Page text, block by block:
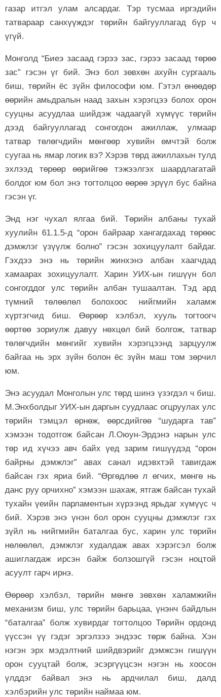
газар итгэл улам алсардаг. Тэр тусмаа иргэдийн
татвараар санхүүждэг төрийн байгууллагад бүр ч
үгүй.
Монголд “Биеэ засаад гэрээ зас, гэрээ засаад төрөө
зас” гэсэн үг бий. Энэ бол зөвхөн ахуйн сургааль
биш, төрийн ёс зүйн философи юм. Гэтэл өнөөдөр
өөрийн амьдралын наад захын хэрэгцээ болох орон
сууцны асуудлаа шийдэж чадаагүй хүмүүс төрийн
дээд байгууллагад сонгогдон ажиллаж, улмаар
татвар төлөгчдийн мөнгөөр хувийн өмчтэй болж
суугаа нь ямар логик вэ? Хэрэв төрд ажиллахын тулд
эхлээд төрөөр өөрийгөө тэжээлгэх шаардлагатай
болдог юм бол энэ тогтолцоо өөрөө эрүүл бус байна
гэсэн үг.
Энд нэг чухал ялгаа бий. Төрийн албаны тухай
хуулийн 61.1.5-д “орон байраар хангагдахад төрөөс
дэмжлэг үзүүлж болно” гэсэн зохицуулалт байдаг.
Гэхдээ энэ нь төрийн жинхэнэ албан хаагчдад
хамаарах зохицуулалт. Харин УИХ-ын гишүүн бол
сонгогддог улс төрийн албан тушаалтан. Тэд ард
түмний төлөөлөл болохоос нийгмийн халамж
хүртэгчид биш. Өөрөөр хэлбэл, хууль тогтоогч
өөртөө зориулж давуу нөхцөл бий болгож, татвар
төлөгчдийн мөнгийг хувийн хэрэгцээнд зарцуулж
байгаа нь эрх зүйн болон ёс зүйн маш том зөрчил
юм.
Энэ асуудал Монголын улс төрд шинэ үзэгдэл ч биш.
М.Энхболдыг УИХ-ын даргын суудлаас огцруулах улс
төрийн тэмцэл өрнөж, өөрсдийгөө “шударга тав”
хэмээн тодотгож байсан Л.Оюун-Эрдэнэ нарын улс
төр ид хүчээ авч байх үед зарим гишүүдэд “орон
байрны дэмжлэг” авах санал идэвхтэй тавигдаж
байсан гэх яриа бий. “Өргөдлөө л өгчих, мөнгө нь
данс руу орчихно” хэмээн шахаж, ятгаж байсан тухай
тухайн үеийн парламентын хүрээнд ярьдаг хүмүүс ч
бий. Хэрэв энэ үнэн бол орон сууцны дэмжлэг гэх
зүйл нь нийгмийн баталгаа бус, харин улс төрийн
нөлөөлөл, дэмжлэг худалдаж авах хэрэгсэл болж
ашиглагдаж ирсэн байж болзошгүй гэсэн ноцтой
асуулт гарч ирнэ.
Өөрөөр хэлбэл, төрийн мөнгө зөвхөн халамжийн
механизм биш, улс төрийн барьцаа, үнэнч байдлын
“баталгаа” болж хувирдаг тогтолцоо Төрийн ордонд
үүссэн үү гэдэг эргэлзээ эндээс төрж байна. Хэн
нэгэн эрх мэдэлтний шийдвэрийг дэмжсэн гишүүн
орон сууцтай болж, эсэргүүцсэн нэгэн нь хоосон
үлддэг байвал энэ нь ардчилал биш, далд
хэлбэрийн улс төрийн наймаа юм.